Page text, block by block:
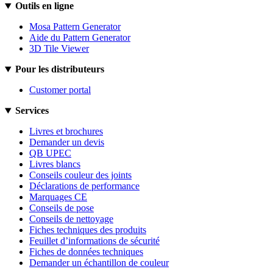
Outils en ligne
Mosa Pattern Generator
Aide du Pattern Generator
3D Tile Viewer
Pour les distributeurs
Customer portal
Services
Livres et brochures
Demander un devis
QB UPEC
Livres blancs
Conseils couleur des joints
Déclarations de performance
Marquages CE
Conseils de pose
Conseils de nettoyage
Fiches techniques des produits
Feuillet d’informations de sécurité
Fiches de données techniques
Demander un échantillon de couleur